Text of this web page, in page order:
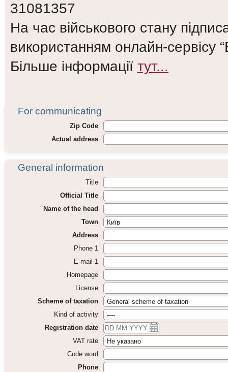
31081357
На час військового стану
використанням онлайн-сервісу
Більше інформації тут...
For communicating
Zip Code
Actual address
General information
Title
Official Title
Name of the head
Town
Address
Phone 1
E-mail 1
Homepage
License
Scheme of taxation
Kind of activity
Registration date
VAT rate
Code word
Phone